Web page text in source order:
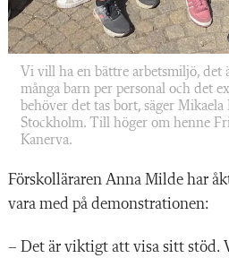
Vi vill ha en bättre arbetsmiljö, det
många barn per personal och det
behöver det tas bort, säger
Stockholm. Till höger om henne
Kanerva.
Förskolläraren Anna Milde har
vara med på demonstrationen:
– Det är viktigt att visa sitt stöd.